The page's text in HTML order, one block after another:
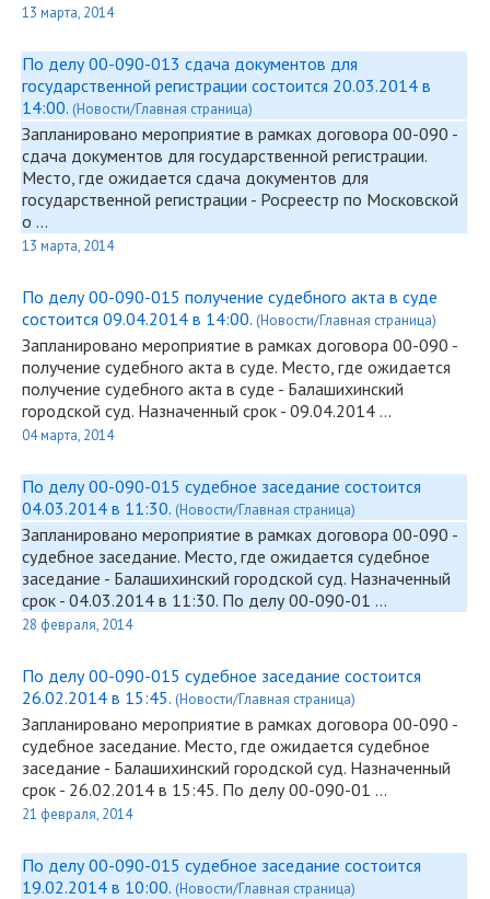
13 марта, 2014
По делу 00-090-013 сдача документов для
государственной регистрации состоится 20.03.2014 в
14:00. (Новости/Главная страница)
Запланировано мероприятие в рамках договора 00-090 -
сдача документов для государственной регистрации.
Место, где ожидается сдача документов для
государственной регистрации - Росреестр по Московской
о …
13 марта, 2014
По делу 00-090-015 получение судебного акта в суде
состоится 09.04.2014 в 14:00. (Новости/Главная страница)
Запланировано мероприятие в рамках договора 00-090 -
получение судебного акта в суде. Место, где ожидается
получение судебного акта в суде - Балашихинский
городской суд. Назначенный срок - 09.04.2014 …
04 марта, 2014
По делу 00-090-015 судебное заседание состоится
04.03.2014 в 11:30. (Новости/Главная страница)
Запланировано мероприятие в рамках договора 00-090 -
судебное заседание. Место, где ожидается судебное
заседание - Балашихинский городской суд. Назначенный
срок - 04.03.2014 в 11:30. По делу00-090-01 …
28 февраля, 2014
По делу 00-090-015 судебное заседание состоится
26.02.2014 в 15:45. (Новости/Главная страница)
Запланировано мероприятие в рамках договора 00-090 -
судебное заседание. Место, где ожидается судебное
заседание - Балашихинский городской суд. Назначенный
срок - 26.02.2014 в 15:45. По делу00-090-01 …
21 февраля, 2014
По делу 00-090-015 судебное заседание состоится
19.02.2014 в 10:00. (Новости/Главная страница)